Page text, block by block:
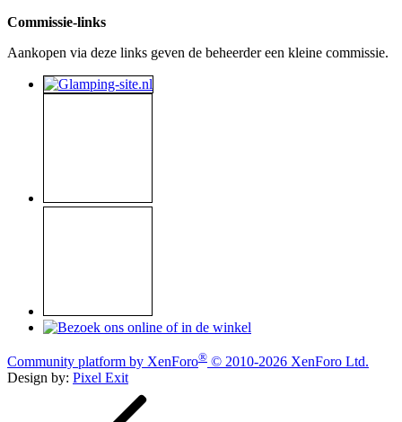
Commissie-links
Aankopen via deze links geven de beheerder een kleine commissie.
Community platform by XenForo® © 2010-2026 XenForo Ltd.
Design by: Pixel Exit